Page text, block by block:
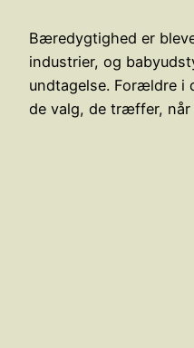
Bæredygtighed er
industrier, og
undtagelse. Forældre i
de valg, de træffer,